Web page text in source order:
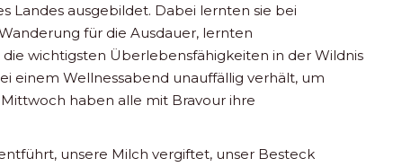
Landes ausgebildet. Dabei lernten sie bei
für die Ausdauer, lernten
wichtigsten Überlebensfähigkeiten in der Wildnis
einem Wellnessabend unauffällig verhält, um
haben alle mit Bravour ihre
unsere Milch vergiftet, unser Besteck